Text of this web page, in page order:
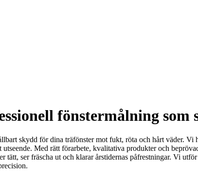
fönstermålning som
skydd för dina träfönster mot fukt, röta och hårt väder.
Med rätt förarbete, kvalitativa produkter och
tätt, ser fräscha ut och klarar årstidernas påfrestningar. Vi